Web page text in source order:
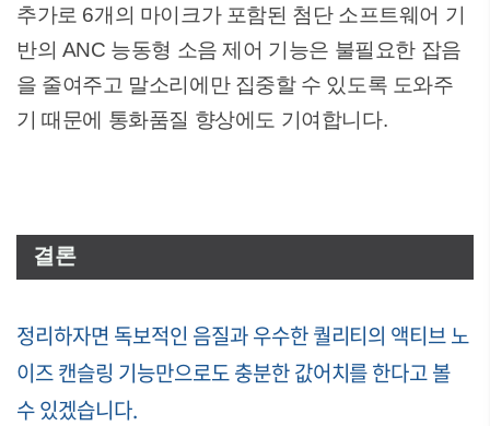
추가로 6개의 마이크가 포함된 첨단 소프트웨어 기
반의 ANC 능동형 소음 제어 기능은 불필요한 잡음
을 줄여주고 말소리에만 집중할 수 있도록 도와주
기 때문에 통화품질 향상에도 기여합니다.
결론
정리하자면 독보적인 음질과 우수한 퀄리티의 액티브 노
이즈 캔슬링 기능만으로도 충분한 값어치를 한다고 볼
수 있겠습니다.